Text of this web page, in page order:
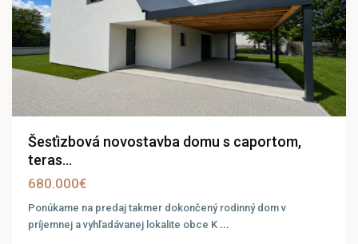
Šesťizbová novostavba domu s caportom,
teras...
680.000€
Ponúkame na predaj takmer dokončený rodinný dom v
príjemnej a vyhľadávanej lokalite obce K ...